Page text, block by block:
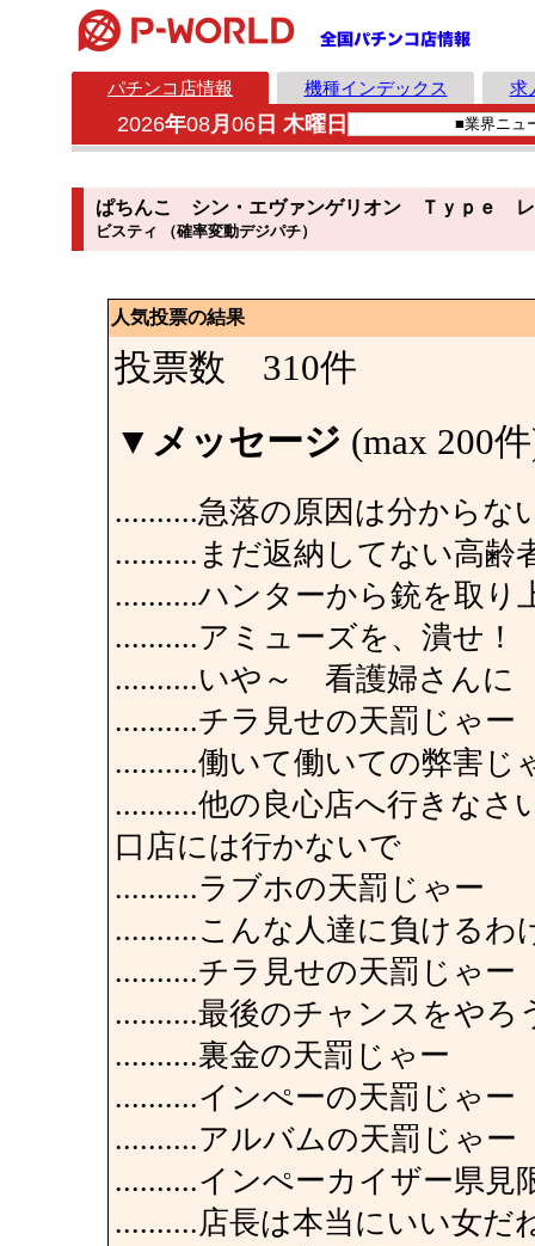
パチンコ店情報 機種インデックス 求
2026年08月 06日 木曜日
ぱちんこ シン・エヴァンゲリオン Ｔｙｐｅ
ビスティ （確率変動デジパチ）
人気投票の結果
投票数 310件
▼ メッセージ (max 200
..........急落の原因は分からな
..........まだ返納してない高
..........ハンターから銃を取り
..........アミューズを、潰せ！
..........いや～ 看護婦さん
..........チラ見せの天罰じゃー
..........働いて働いての弊害じ
..........他の良心店へ行きな
口店には行かないで
..........ラブホの天罰じゃー
..........こんな人達に負ける
..........チラ見せの天罰じゃー
..........最後のチャンスをやろ
..........裏金の天罰じゃー
..........インぺーの天罰じゃー
..........アルバムの天罰じゃー
..........インぺーカイザー県
..........店長は本当にいい女